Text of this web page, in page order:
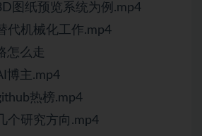
图纸预览系统为例.mp4
机械化工作.mp4
怎么走
主.mp4
热榜.mp4
研究方向.mp4